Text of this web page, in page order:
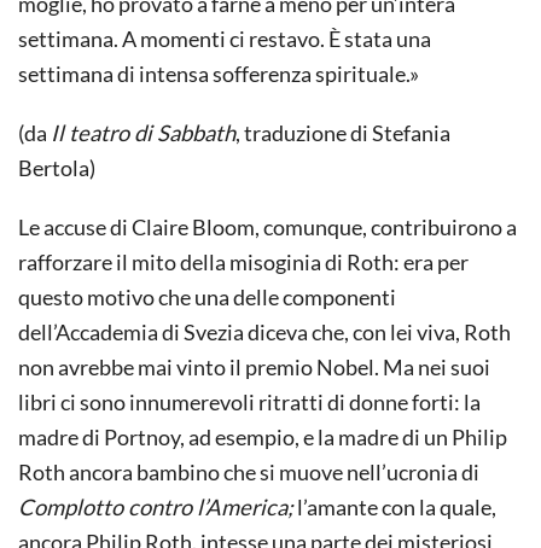
settimana. A momenti ci restavo. È stata una
settimana di intensa sofferenza spirituale.»
(da Il teatro di Sabbath, traduzione di Stefania
Bertola)
Le accuse di Claire Bloom, comunque, contribuirono a
rafforzare il mito della misoginia di Roth: era per
questo motivo che una delle componenti
dell’Accademia di Svezia diceva che, con lei viva, Roth
non avrebbe mai vinto il premio Nobel. Ma nei suoi
libri ci sono innumerevoli ritratti di donne forti: la
madre di Portnoy, ad esempio, e la madre di un Philip
Roth ancora bambino che si muove nell’ucronia di
Complotto contro l’America;l’amante con la quale,
ancora Philip Roth, intesse una parte dei misteriosi